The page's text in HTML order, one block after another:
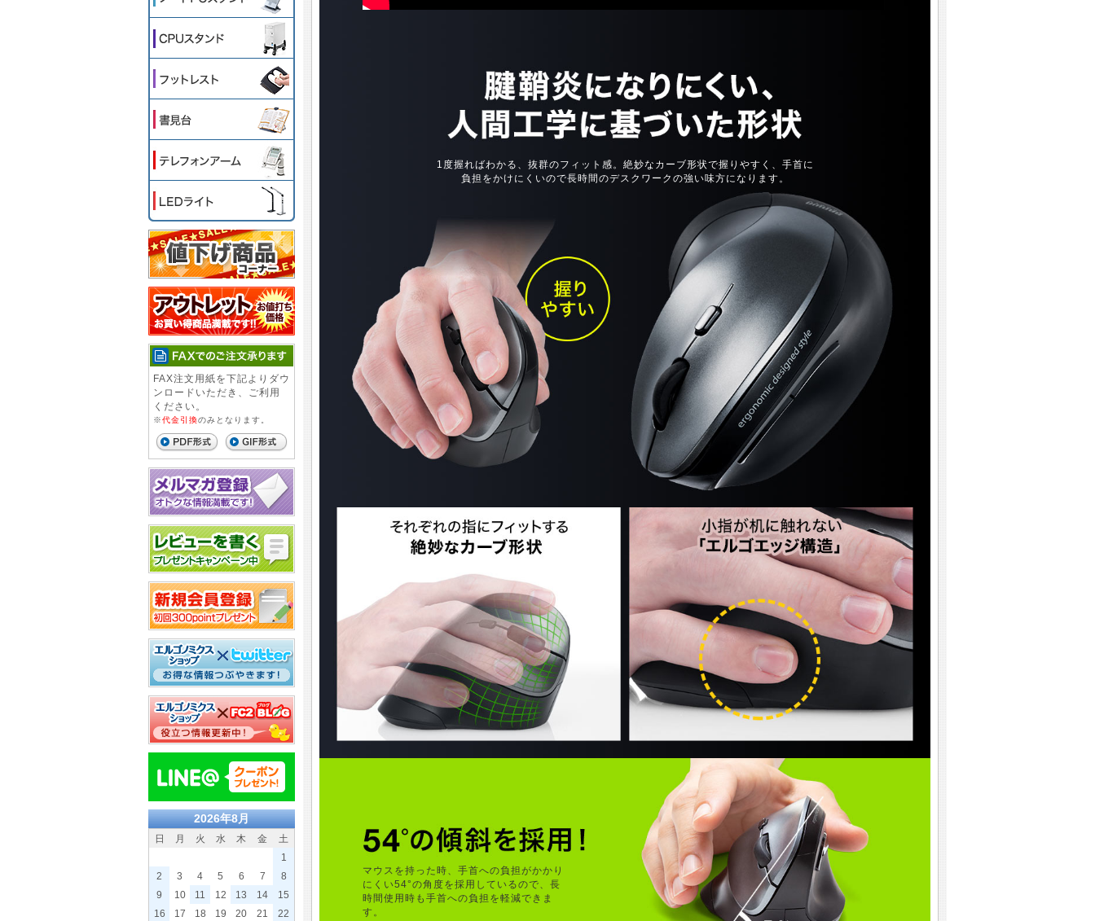
FAX注文用紙を下記よりダウ
ンロードいただき、ご利用
ください。
※代金引換のみとなります。
2026年8月
日 月 火 水 木 金
土
1
2
3 4 5 6 7
8
9
10 11 12 13 14
15
16
17 18 19 20 21 22
1度握ればわかる、抜群のフィット感。絶妙なカーブ形状で握りやすく、手首に
負担をかけにくいので長時間のデスクワークの強い味方になります。
マウスを持った時、手首への負担がかかり
にくい54°の角度を採用しているので、長
時間使用時も手首への負担を軽減できま
す。